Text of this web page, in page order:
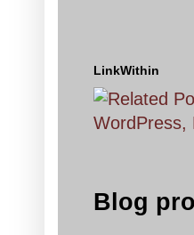
LinkWithin
Blog